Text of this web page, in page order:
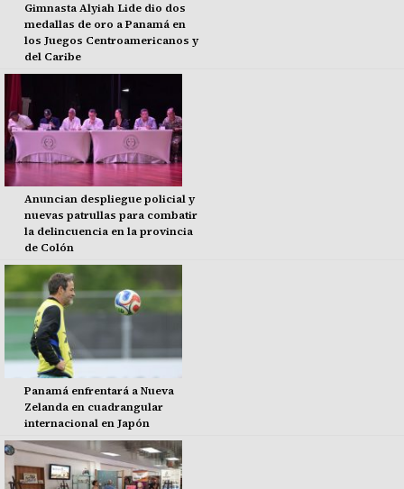
Gimnasta Alyiah Lide dio dos
medallas de oro a Panamá en
los Juegos Centroamericanos y
del Caribe
Anuncian despliegue policial y
nuevas patrullas para combatir
la delincuencia en la provincia
de Colón
Panamá enfrentará a Nueva
Zelanda en cuadrangular
internacional en Japón